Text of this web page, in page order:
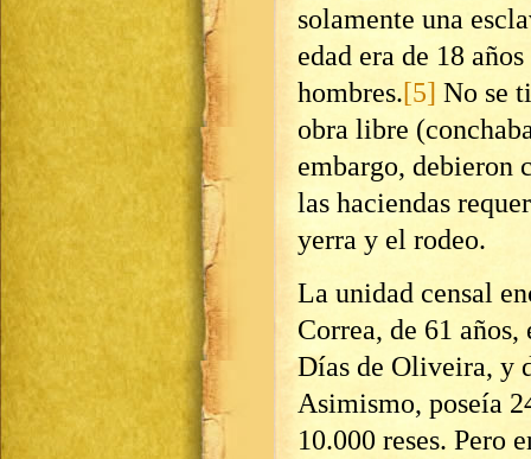
solamente una
edad era de 18
hombres.[5] No se
obra libre
embargo, debieron
las haciendas
yerra y el rodeo.
La unidad censal
Correa, de 61 años,
Días de Oliveira, y
Asimismo, poseía
10.000 reses. Pero